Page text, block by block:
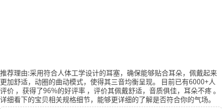
推荐理由:采用符合人体工学设计的耳塞，确保能够贴合耳朵，佩戴起来
更加舒适，动圈的曲动模式，使得其三音均衡呈现。
目前已有6000+人
评价 ，获得了96%的好评率 ，评价其佩戴舒适，音质俱佳，耳朵不疼。
详细看下的宝贝相关规格细节，能够更详细的了解是否符合你的气场。